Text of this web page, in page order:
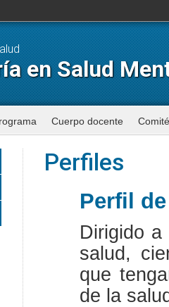
en Salud
Cuerpo docente
Perfiles
Perfil
Dirigido
salud,
que
de la